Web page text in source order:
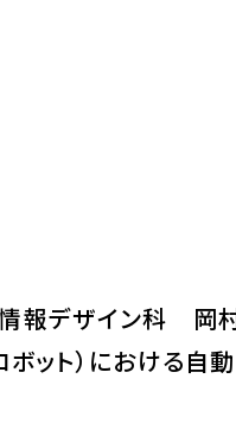
報デザイン科 岡
ット）における自